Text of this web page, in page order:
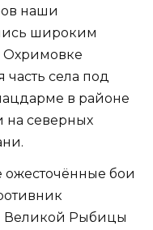
наши
широким
Охримовке
часть села под
в районе
на северных
бои
Великой Рыбицы